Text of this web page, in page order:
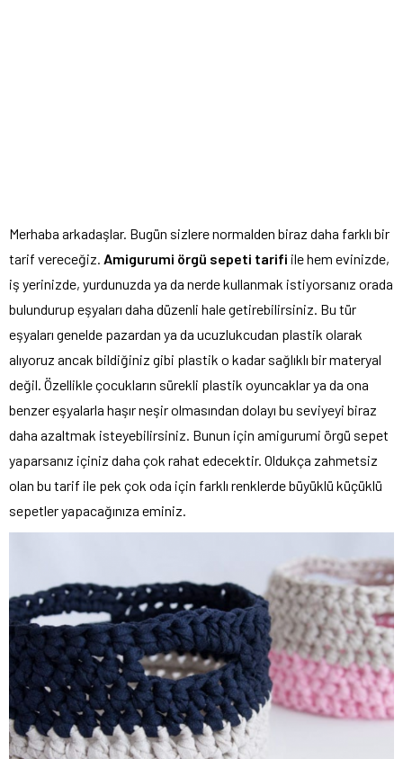
Merhaba arkadaşlar. Bugün sizlere normalden biraz daha farklı bir
tarif vereceğiz. Amigurumi örgü sepeti tarifi ile hem evinizde,
iş yerinizde, yurdunuzda ya da nerde kullanmak istiyorsanız orada
bulundurup eşyaları daha düzenli hale getirebilirsiniz. Bu tür
eşyaları genelde pazardan ya da ucuzlukcudan plastik olarak
alıyoruz ancak bildiğiniz gibi plastik o kadar sağlıklı bir materyal
değil. Özellikle çocukların sürekli plastik oyuncaklar ya da ona
benzer eşyalarla haşır neşir olmasından dolayı bu seviyeyi biraz
daha azaltmak isteyebilirsiniz. Bunun için amigurumi örgü sepet
yaparsanız içiniz daha çok rahat edecektir. Oldukça zahmetsiz
olan bu tarif ile pek çok oda için farklı renklerde büyüklü küçüklü
sepetler yapacağınıza eminiz.